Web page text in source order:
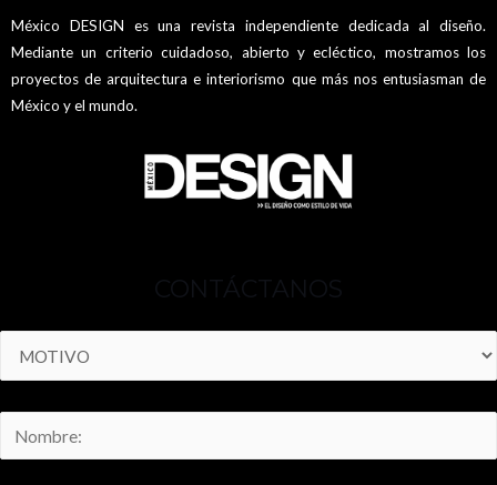
México DESIGN es una revista independiente dedicada al diseño.
Mediante un criterio cuidadoso, abierto y ecléctico, mostramos los
proyectos de arquitectura e interiorismo que más nos entusiasman de
México y el mundo.
CONTÁCTANOS